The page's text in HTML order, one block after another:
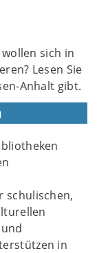
sich in
Lesen Sie
Anhalt gibt.
schulischen,
in